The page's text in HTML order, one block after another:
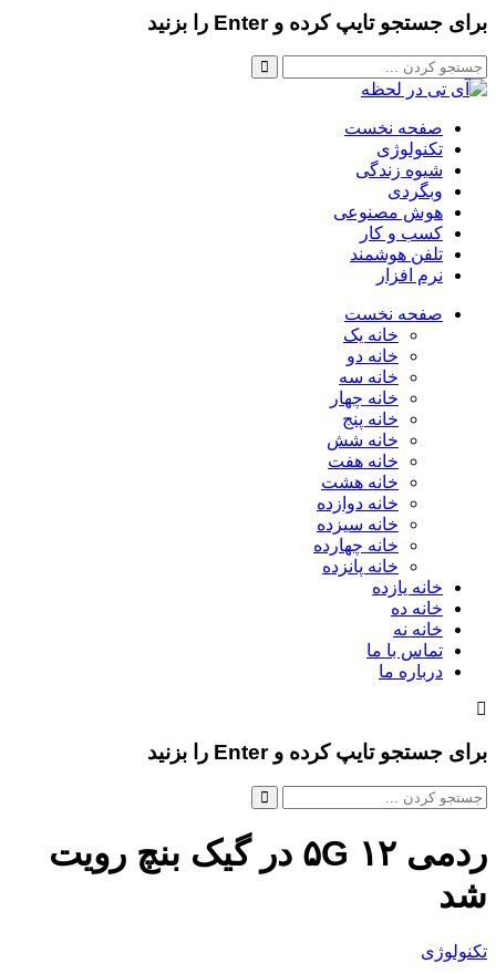
برای جستجو تایپ کرده و Enter را بزنید
صفحه نخست
تکنولوژی
شیوه زندگی
وبگردی
هوش مصنوعی
کسب و کار
تلفن هوشمند
نرم افزار
صفحه نخست
خانه یک
خانه دو
خانه سه
خانه چهار
خانه پنج
خانه شش
خانه هفت
خانه هشت
خانه دوازده
خانه سیزده
خانه چهارده
خانه پانزده
خانه یازده
خانه ده
خانه نه
تماس با ما
درباره ما
برای جستجو تایپ کرده و Enter را بزنید
ردمی ۱۲ ۵G در گیک بنچ رویت
شد
تکنولوژی